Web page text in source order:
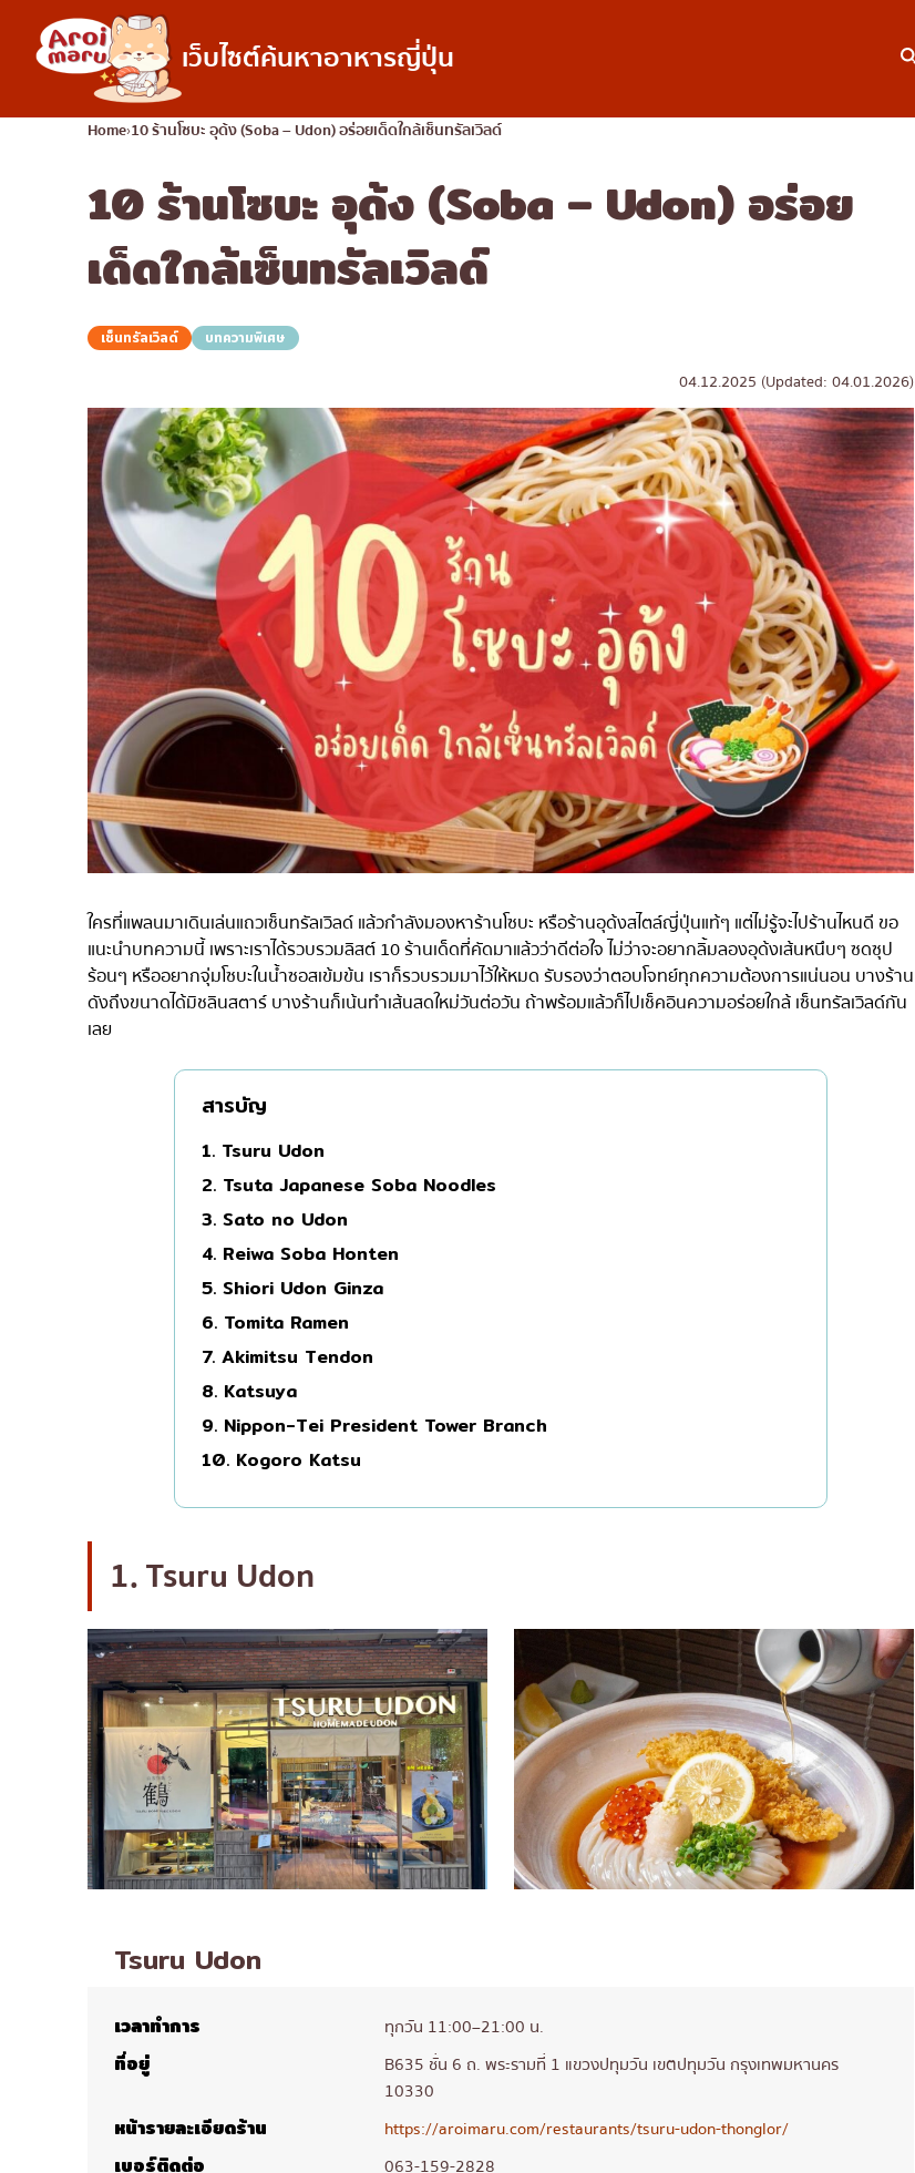
เว็บไซต์ค้นหาอาหารญี่ปุ่น
อาหารญี่ปุ่น
ค้นหาร้านอาหาร
ค้นหาตามประเภทอาหาร
ซูชิ
ราเมง
ชาบูชาบู/สุกี้ยากี้
แกงกะหรี่ญี่ปุ่น
ไก่ย่างเสียบไม้สไตล์ญี่ปุ่น
โซบะ/อุด้ง
ขนมหวานญี่ปุ่น
เทมปุระ
โอมากาเสะ
ร้านอาหารญี่ปุ่นระดับพรีเมียม
ซาชิมิ/อาหารทะเล
อาหารตะวันตกสไตล์ญี่ปุ่น
ปลาไหลย่าง
ข้าวปั้นญี่ปุ่น
ปู
โอโคโนมิยากิ/เทปปันยากิ
ด้ง (ข้าวหน้าต่างๆ)
บุฟเฟต์
สเต็ก
ของย่างเสียบไม้/เครื่องในย่าง
ร้านอาหารญี่ปุ่นแบบดั้งเดิม
ทาโกะยากิ
โอเด้ง/เมนูตุ๋นสไตล์ญี่ปุ่น
อาหารชุด/อาหารญี่ปุ่นสไตล์โฮมคุกกิ้ง
เบนโตะ/บริการส่งอาหารญี่ปุ่น
ค้นหาตามพื้นที่
พร้อมพงษ์
อโศก
อารีย์
สีลม
สาทร
อ่อนนุช
พระราม 9
รัชดา
พระโขนง
เพลินจิต
ชิดลม
บางนา
นานา
อุดมสุข
ศรีราชา
ไอคอนสยาม
นนทบุรี
คอลัมน์ความรู้
บทความพิเศษ
Home 10 ร้านโซบะ อุด้ง (Soba – Udon) อร่อยเด็ดใกล้เซ็นทรัลเวิลด์
10 ร้านโซบะ อุด้ง (Soba – Udon) อร่อย
เด็ดใกล้เซ็นทรัลเวิลด์
เซ็นทรัลเวิลด์ บทความพิเศษ
04.12.2025 (Updated: 04.01.2026)
ใครที่แพลนมาเดินเล่นแถวเซ็นทรัลเวิลด์ แล้วกำลังมองหาร้านโซบะ หรือร้านอุด้งสไตล์ญี่ปุ่นแท้ๆ แต่ไม่รู้จะไปร้านไหนดี ขอ
แนะนำบทความนี้ เพราะเราได้รวบรวมลิสต์ 10 ร้านเด็ดที่คัดมาแล้วว่าดีต่อใจ ไม่ว่าจะอยากลิ้มลองอุด้งเส้นหนึบๆ ซดซุป
ร้อนๆ หรืออยากจุ่มโซบะในน้ำซอสเข้มข้น เราก็รวบรวมมาไว้ให้หมด รับรองว่าตอบโจทย์ทุกความต้องการแน่นอน บางร้าน
ดังถึงขนาดได้มิชลินสตาร์ บางร้านก็เน้นทำเส้นสดใหม่วันต่อวัน ถ้าพร้อมแล้วก็ไปเช็คอินความอร่อยใกล้ เซ็นทรัลเวิลด์กัน
เลย
สารบัญ
1. Tsuru Udon
2. Tsuta Japanese Soba Noodles
3. Sato no Udon
4. Reiwa Soba Honten
5. Shiori Udon Ginza
6. Tomita Ramen
7. Akimitsu Tendon
8. Katsuya
9. Nippon-Tei President Tower Branch
10. Kogoro Katsu
1. Tsuru Udon
Tsuru Udon
เวลาทำการ ทุกวัน 11:00–21:00 น.
ที่อยู่
B635 ชั่น 6 ถ. พระรามที่ 1 แขวงปทุมวัน เขตปทุมวัน กรุงเทพมหานคร
10330
หน้ารายละเอียดร้าน https://aroimaru.com/restaurants/tsuru-udon-thonglor/
เบอร์ติดต่อ 063-159-2828